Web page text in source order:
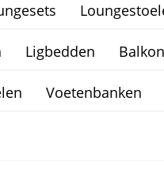
Ligbedden
Voetenbanken